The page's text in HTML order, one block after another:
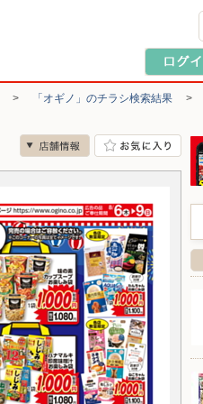
> 「オギノ」のチラシ検索結果 >